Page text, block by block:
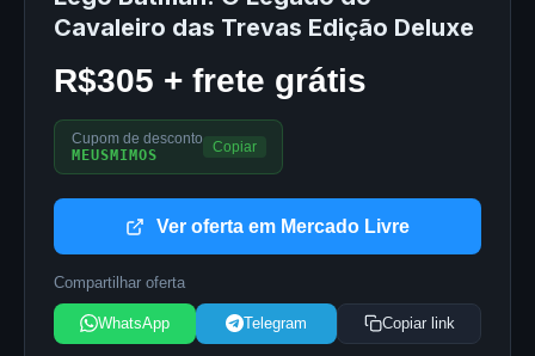
Cavaleiro das Trevas Edição Deluxe
R$305 + frete grátis
Cupom de desconto
MEUSMIMOS
Copiar
Ver oferta em Mercado Livre
Compartilhar oferta
WhatsApp Telegram Copiar link